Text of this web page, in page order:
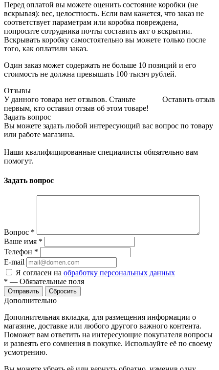
Перед оплатой вы можете оценить состояние коробки (не
вскрывая): вес, целостность. Если вам кажется, что заказ не
соответствует параметрам или коробка повреждена,
попросите сотрудника почты составить акт о вскрытии.
Вскрывать коробку самостоятельно вы можете только после
того, как оплатили заказ.
Один заказ может содержать не больше 10 позиций и его
стоимость не должна превышать 100 тысяч рублей.
Отзывы
Оставить отзыв
У данного товара нет отзывов. Станьте
первым, кто оставил отзыв об этом товаре!
Задать вопрос
Вы можете задать любой интересующий вас вопрос по товару
или работе магазина.
Наши квалифицированные специалисты обязательно вам
помогут.
Задать вопрос
Вопрос *
Ваше имя *
Телефон *
E-mail
Я согласен на обработку персональных данных
* — Обязательные поля
Отправить Сбросить
Дополнительно
Дополнительная вкладка, для размещения информации о
магазине, доставке или любого другого важного контента.
Поможет вам ответить на интересующие покупателя вопросы
и развеять его сомнения в покупке. Используйте её по своему
усмотрению.